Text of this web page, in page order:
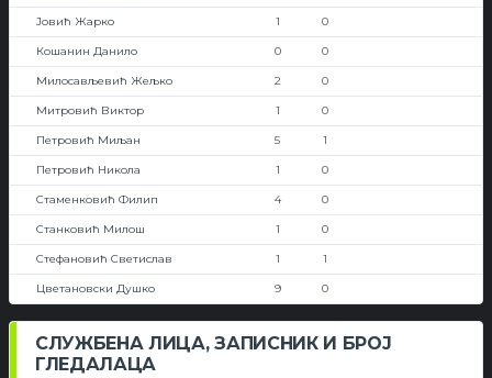
Јовић Жарко 1 0
Кошанин Данило 0 0
Милосављевић Жељко 2 0
Митровић Виктор 1 0
Петровић Миљан 5 1
Петровић Никола 1 0
Стаменковић Филип 4 0
Станковић Милош 1 0
Стефановић Светислав 1 1
Цветановски Душко 9 0
СЛУЖБЕНА ЛИЦА, ЗАПИСНИК И БРОЈ
ГЛЕДАЛАЦА